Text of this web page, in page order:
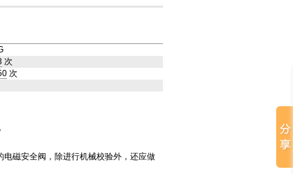
次
次
磁安全阀，除进行机械校验外，还应做